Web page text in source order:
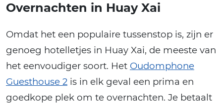
Overnachten in Huay Xai
Omdat het een populaire tussenstop is, zijn er
genoeg hotelletjes in Huay Xai, de meeste van
het eenvoudiger soort. Het Oudomphone
Guesthouse 2 is in elk geval een prima en
goedkope plek om te overnachten. Je betaalt